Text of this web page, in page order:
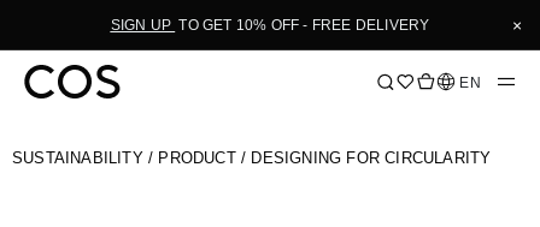
SIGN UP TO GET 10% OFF - FREE DELIVERY ×
Language
EN
SUSTAINABILITY/ PRODUCT/ DESIGNING FOR CIRCULARITY